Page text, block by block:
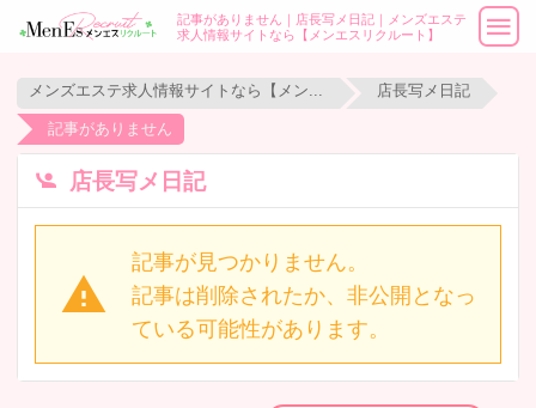
記事がありません｜店長写メ日記｜メンズエステ
求人情報サイトなら【メンエスリクルート】
店長写メ日記
記事がありません
店長写メ日記
記事が見つかりません。
記事は削除されたか、非公開となっ
ている可能性があります。